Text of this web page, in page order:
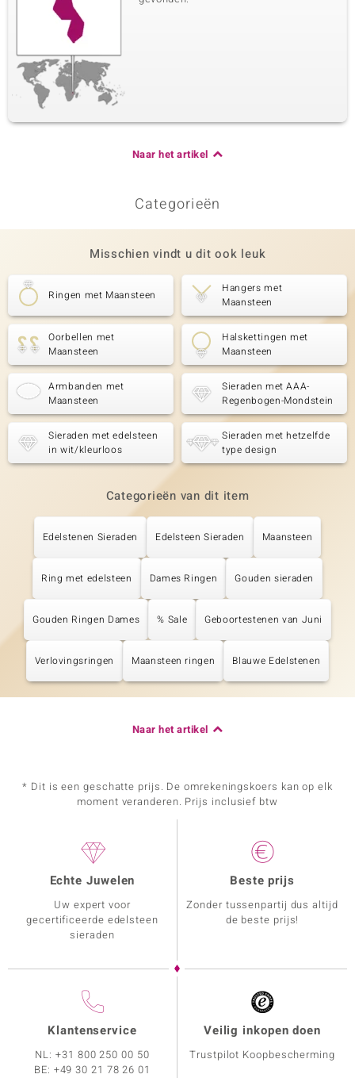
Naar het artikel
Categorieën
Misschien vindt u dit ook leuk
Ringen met Maansteen
Hangers met
Maansteen
Oorbellen met
Maansteen
Halskettingen met
Maansteen
Armbanden met
Maansteen
Sieraden met AAA-
Regenbogen-Mondstein
Sieraden met edelsteen
in wit/kleurloos
Sieraden met hetzelfde
type design
Categorieën van dit item
Edelstenen Sieraden Edelsteen Sieraden Maansteen
Ring met edelsteen Dames Ringen Gouden sieraden
Gouden Ringen Dames % Sale Geboortestenen van Juni
Verlovingsringen Maansteen ringen Blauwe Edelstenen
Naar het artikel
* Dit is een geschatte prijs. De omrekeningskoers kan op elk
moment veranderen. Prijs inclusief btw
Echte Juwelen
Uw expert voor
gecertificeerde edelsteen
sieraden
Beste prijs
Zonder tussenpartij dus altijd
de beste prijs!
Klantenservice
NL:+31 800 250 00 50
BE: +49 30 21 78 26 01
Veilig inkopen doen
Trustpilot Koopbescherming